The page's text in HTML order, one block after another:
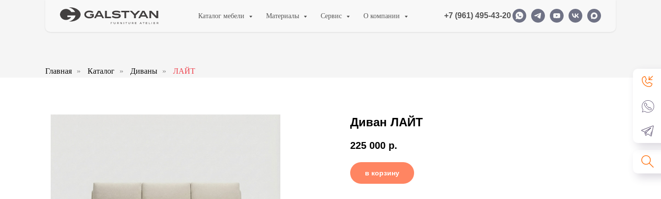
Каталог мебели Материалы Сервис О компании +7 (961) 495-43-20
Главная » Каталог » Диваны » ЛАЙТ
Диван ЛАЙТ
225 000 р.
в корзину